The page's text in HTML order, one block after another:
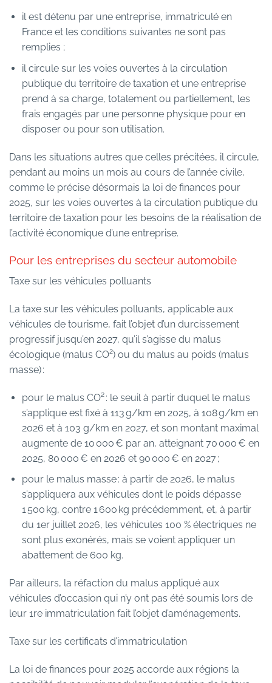
il est détenu par une entreprise, immatriculé en
France et les conditions suivantes ne sont pas
remplies ;
il circule sur les voies ouvertes à la circulation
publique du territoire de taxation et une entreprise
prend à sa charge, totalement ou partiellement, les
frais engagés par une personne physique pour en
disposer ou pour son utilisation.
Dans les situations autres que celles précitées, il circule,
pendant au moins un mois au cours de l’année civile,
comme le précise désormais la loi de finances pour
2025, sur les voies ouvertes à la circulation publique du
territoire de taxation pour les besoins de la réalisation de
l’activité économique d’une entreprise.
Pour les entreprises du secteur automobile
Taxe sur les véhicules polluants
La taxe sur les véhicules polluants, applicable aux
véhicules de tourisme, fait l’objet d’un durcissement
progressif jusqu’en 2027, qu’il s’agisse du malus
écologique (malus CO²) ou du malus au poids (malus
masse) :
pour le malus CO² : le seuil à partir duquel le malus
s’applique est fixé à 113 g/km en 2025, à 108 g/km en
2026 et à 103 g/km en 2027, et son montant maximal
augmente de 10 000 € par an, atteignant 70 000 € en
2025, 80 000 € en 2026 et 90 000 € en 2027 ;
pour le malus masse : à partir de 2026, le malus
s’appliquera aux véhicules dont le poids dépasse
1 500 kg, contre 1 600 kg précédemment, et, à partir
du 1er juillet 2026, les véhicules 100 % électriques ne
sont plus exonérés, mais se voient appliquer un
abattement de 600 kg.
Par ailleurs, la réfaction du malus appliqué aux
véhicules d’occasion qui n’y ont pas été soumis lors de
leur 1re immatriculation fait l’objet d’aménagements.
Taxe sur les certificats d’immatriculation
La loi de finances pour 2025 accorde aux régions la